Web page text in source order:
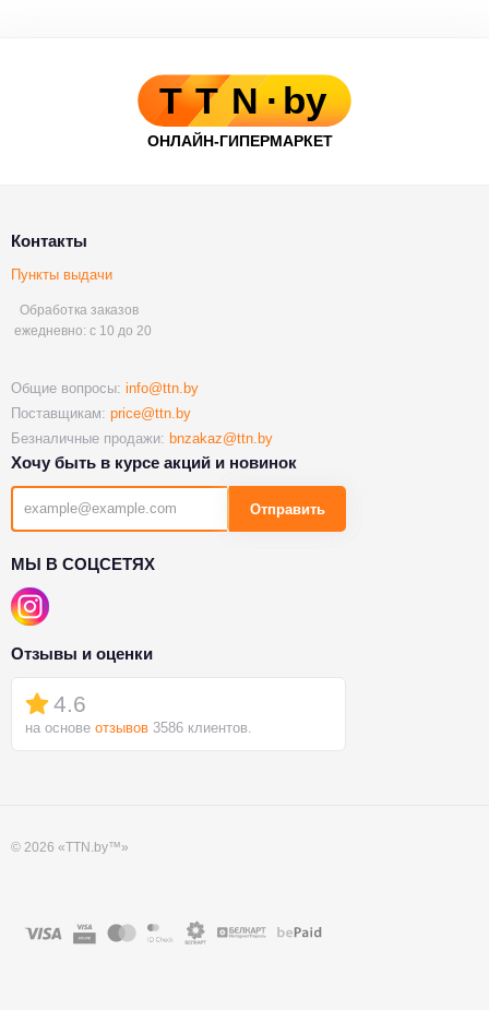
Контакты
Пункты выдачи
Обработка заказов
ежедневно: с 10 до 20
Общие вопросы: info@ttn.by
Поставщикам: price@ttn.by
Безналичные продажи: bnzakaz@ttn.by
Хочу быть в курсе акций и новинок
Отправить
МЫ В СОЦСЕТЯХ
Отзывы и оценки
4.6
на основе отзывов 3586 клиентов.
© 2026 «TTN.by™»